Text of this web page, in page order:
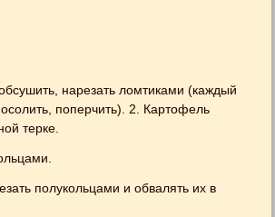
нарезать ломтиками (каждый
поперчить). 2. Картофель
терке.
полукольцами и обвалять их в